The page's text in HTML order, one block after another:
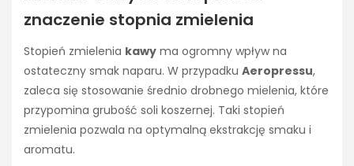
znaczenie stopnia zmielenia
Stopień zmielenia kawy ma ogromny wpływ na
ostateczny smak naparu. W przypadku Aeropressu,
zaleca się stosowanie średnio drobnego mielenia, które
przypomina grubość soli koszernej. Taki stopień
zmielenia pozwala na optymalną ekstrakcję smaku i
aromatu.